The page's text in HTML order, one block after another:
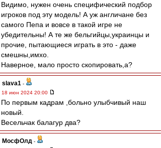
Видимо, нужен очень специфический подбор
игроков под эту модель! А уж англичане без
самого Пепа и вовсе в такой игре не
убедительны! А те же бельгийцы,украинцы и
прочие, пытающиеся играть в это - даже
смешны,имхо.
Наверное, мало просто скопировать,а?
slava1 -
18 июн 2024 20:00
По первым кадрам ,больно улыбчивый наш
новый.
Весельчак балагур два?
МосфОлд -